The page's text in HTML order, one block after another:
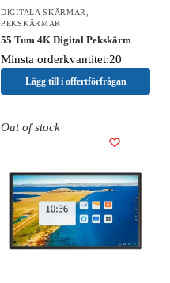
DIGITALA SKÄRMAR
PEKSKÄRMAR
55 Tum 4K Digital Pekskärm
Minsta orderkvantitet:20
Lägg till i offertförfrågan
Out of stock